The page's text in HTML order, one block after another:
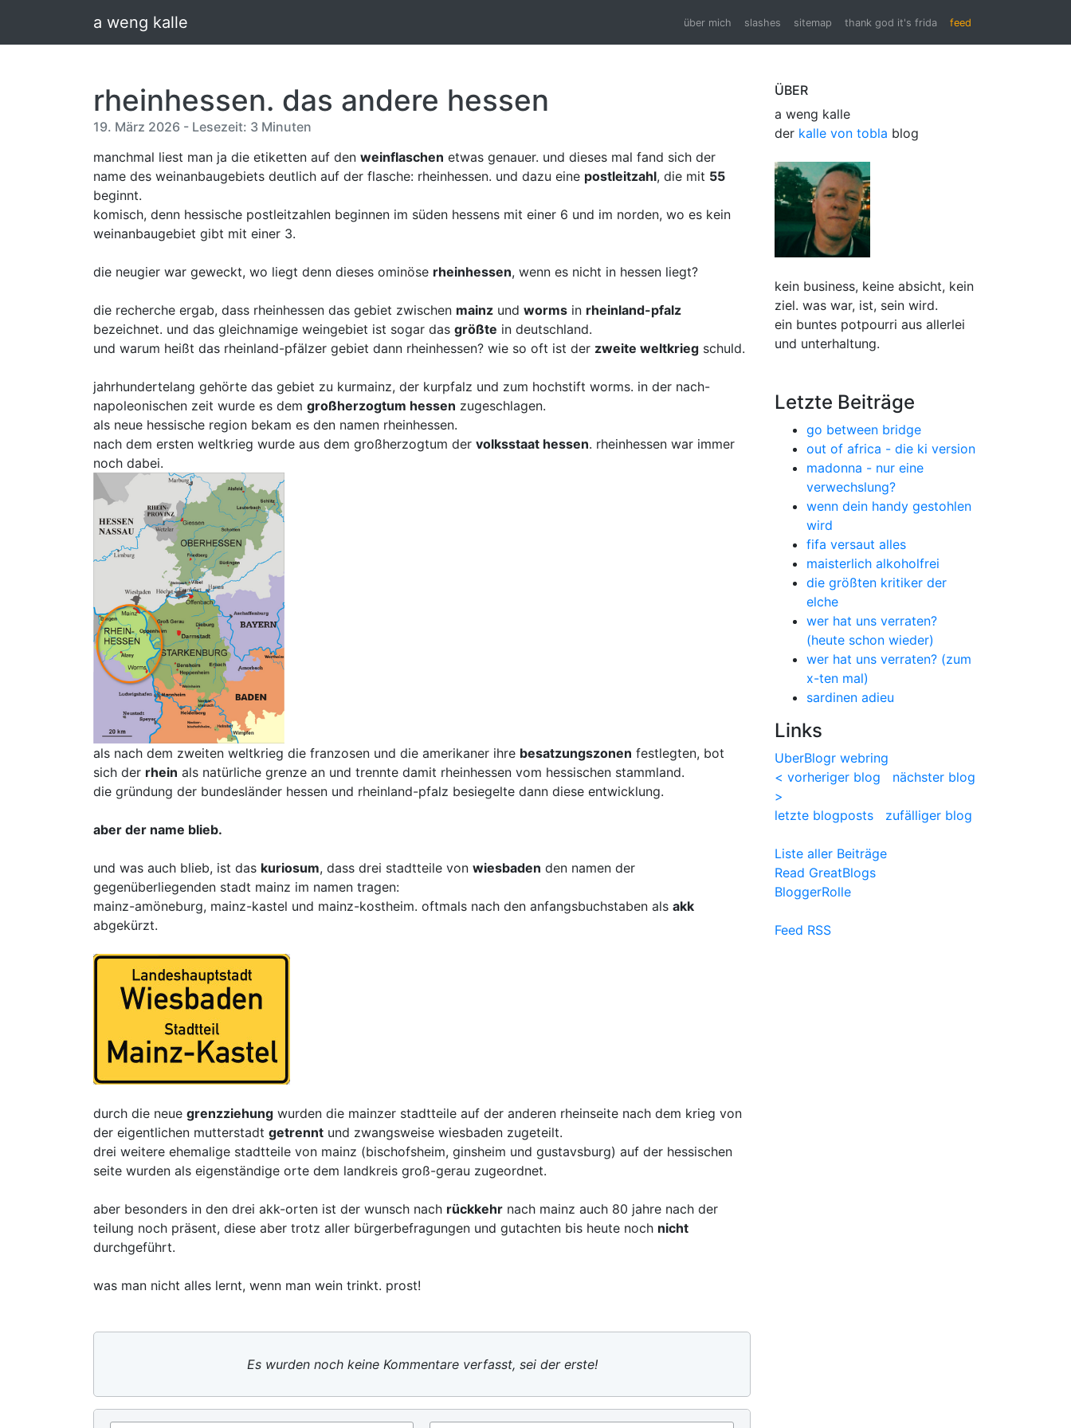
a weng kalle über mich slashes sitemap thank god it's frida feed
rheinhessen. das andere hessen
19. März 2026 - Lesezeit: 3 Minuten
manchmal liest man ja die etiketten auf den weinflaschen etwas genauer. und dieses mal fand sich der
name des weinanbaugebiets deutlich auf der flasche: rheinhessen. und dazu eine postleitzahl, die mit 55
beginnt.
komisch, denn hessische postleitzahlen beginnen im süden hessens mit einer 6 und im norden, wo es kein
weinanbaugebiet gibt mit einer 3.
die neugier war geweckt, wo liegt denn dieses ominöse rheinhessen, wenn es nicht in hessen liegt?
die recherche ergab, dass rheinhessen das gebiet zwischen mainz und worms in rheinland-pfalz
bezeichnet. und das gleichnamige weingebiet ist sogar das größte in deutschland.
und warum heißt das rheinland-pfälzer gebiet dann rheinhessen? wie so oft ist der zweite weltkrieg schuld.
jahrhundertelang gehörte das gebiet zu kurmainz, der kurpfalz und zum hochstift worms. in der nach-
napoleonischen zeit wurde es dem großherzogtum hessen zugeschlagen.
als neue hessische region bekam es den namen rheinhessen.
nach dem ersten weltkrieg wurde aus dem großherzogtum der volksstaat hessen. rheinhessen war immer
noch dabei.
als nach dem zweiten weltkrieg die franzosen und die amerikaner ihre besatzungszonen festlegten, bot
sich der rhein als natürliche grenze an und trennte damit rheinhessen vom hessischen stammland.
die gründung der bundesländer hessen und rheinland-pfalz besiegelte dann diese entwicklung.
aber der name blieb.
und was auch blieb, ist das kuriosum, dass drei stadtteile von wiesbaden den namen der
gegenüberliegenden stadt mainz im namen tragen:
mainz-amöneburg, mainz-kastel und mainz-kostheim. oftmals nach den anfangsbuchstaben als akk
abgekürzt.
durch die neue grenzziehung wurden die mainzer stadtteile auf der anderen rheinseite nach dem krieg von
der eigentlichen mutterstadt getrennt und zwangsweise wiesbaden zugeteilt.
drei weitere ehemalige stadtteile von mainz (bischofsheim, ginsheim und gustavsburg) auf der hessischen
seite wurden als eigenständige orte dem landkreis groß-gerau zugeordnet.
aber besonders in den drei akk-orten ist der wunsch nach rückkehr nach mainz auch 80 jahre nach der
teilung noch präsent, diese aber trotz aller bürgerbefragungen und gutachten bis heute noch nicht
durchgeführt.
was man nicht alles lernt, wenn man wein trinkt. prost!
Es wurden noch keine Kommentare verfasst, sei der erste!
ÜBER
a weng kalle
der kalle von tobla blog
kein business, keine absicht, kein
ziel. was war, ist, sein wird.
ein buntes potpourri aus allerlei
und unterhaltung.
Letzte Beiträge
go between bridge
out of africa - die ki version
madonna - nur eine
verwechslung?
wenn dein handy gestohlen
wird
fifa versaut alles
maisterlich alkoholfrei
die größten kritiker der
elche
wer hat uns verraten?
(heute schon wieder)
wer hat uns verraten? (zum
x-ten mal)
sardinen adieu
Links
UberBlogr webring
< vorheriger blog
nächster blog
>
letzte blogposts
zufälliger blog
Liste aller Beiträge
Read GreatBlogs
BloggerRolle
Feed RSS